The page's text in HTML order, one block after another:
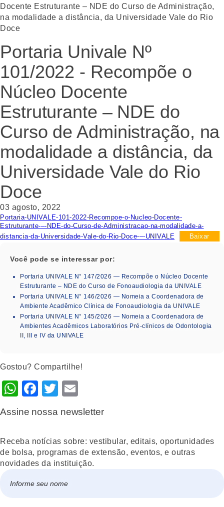
Docente Estruturante – NDE do Curso de Administração,
na modalidade a distância, da Universidade Vale do Rio
Doce
Portaria Univale Nº
101/2022 - Recompõe o
Núcleo Docente
Estruturante – NDE do
Curso de Administração, na
modalidade a distância, da
Universidade Vale do Rio
Doce
03 agosto, 2022
Portaria-UNIVALE-101-2022-Recompoe-o-Nucleo-Docente-
Estruturante-–-NDE-do-Curso-de-Administracao-na-modalidade-a-
distancia-da-Universidade-Vale-do-Rio-Doce-–-UNIVALE
Baixar
Você pode se interessar por:
Portaria UNIVALE N° 147/2026 — Recompõe o Núcleo Docente
Estruturante – NDE do Curso de Fonoaudiologia da UNIVALE
Portaria UNIVALE N° 146/2026 — Nomeia a Coordenadora de
Ambiente Acadêmico Clínica de Fonoaudiologia da UNIVALE
Portaria UNIVALE N° 145/2026 — Nomeia a Coordenadora de
Ambientes Acadêmicos Laboratórios Pré-clínicos de Odontologia
II, III e IV da UNIVALE
Gostou? Compartilhe!
WhatsApp
Facebook
Twitter
Assine nossa newsletter
Receba notícias sobre: vestibular, editais, oportunidades
de bolsa, programas de extensão, eventos, e outras
novidades da instituição.